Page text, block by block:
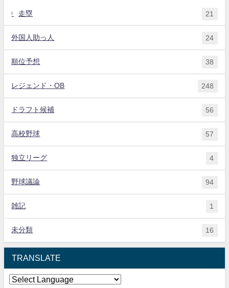
走塁 21
外国人助っ人 24
順位予想 38
レジェンド・OB 248
ドラフト候補 56
高校野球 57
独立リーグ 4
野球議論 94
雑記 1
未分類 16
TRANSLATE